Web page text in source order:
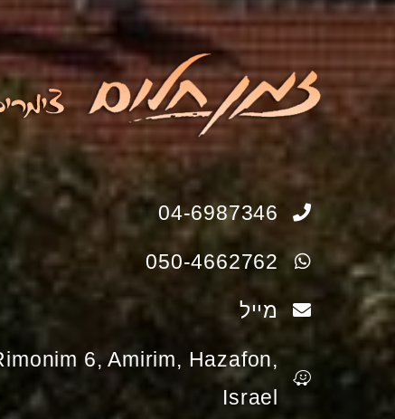
04-6987346
050-4662762
מייל
6, Amirim, Hazafon,
Israel